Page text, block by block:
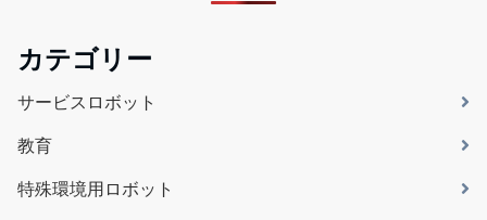
カテゴリー
サービスロボット
教育
特殊環境用ロボット